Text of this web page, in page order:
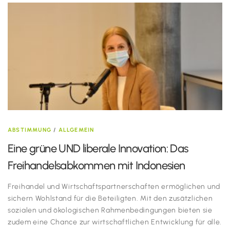
ABSTIMMUNG / ALLGEMEIN
Eine grüne UND liberale Innovation: Das
Freihandelsabkommen mit Indonesien
Freihandel und Wirtschaftspartnerschaften ermöglichen und
sichern Wohlstand für die Beteiligten. Mit den zusätzlichen
sozialen und ökologischen Rahmenbedingungen bieten sie
zudem eine Chance zur wirtschaftlichen Entwicklung für alle.